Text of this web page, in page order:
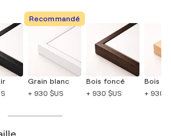
Recommandé
Grain blanc
+ 930 $US
Bois foncé
+ 930 $US
Bois
+ 930